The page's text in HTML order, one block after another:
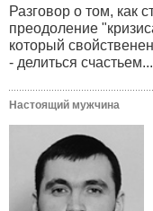
Разговор о том, как
преодоление
который
- делиться счастьем...
Настоящий мужчина